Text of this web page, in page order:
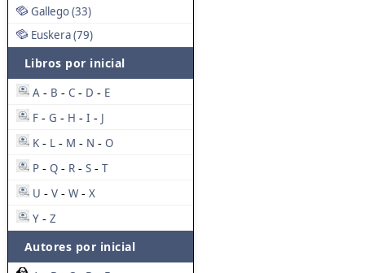
Gallego (33)
Euskera (79)
Libros por inicial
A - B - C - D - E
F - G - H - I - J
K - L - M - N - O
P - Q - R - S - T
U - V - W - X
Y - Z
Autores por inicial